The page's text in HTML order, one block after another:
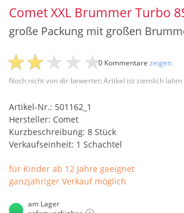
Comet XXL Brummer Turbo
große Packung mit großen
Noch nicht von dir bewertet: Artikel ist ziemlich lahm
0 Kommentare zeigen
Artikel-Nr.: 501162_1
Hersteller: Comet
Kurzbeschreibung: 8 Stück
Verkaufseinheit: 1 Schachtel
für Kinder ab 12 Jahre geeignet
ganzjähriger Verkauf möglich
am Lager